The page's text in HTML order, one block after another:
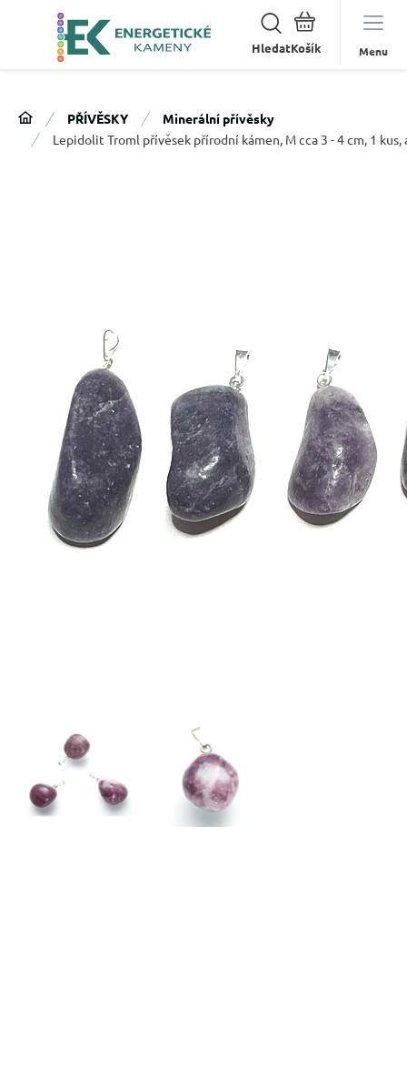
Hledat Menu
PŘÍVĚSKY
Minerální přívěsky
Lepidolit Troml přívěsek přírodní kámen, M cca 3 - 4 cm, 1